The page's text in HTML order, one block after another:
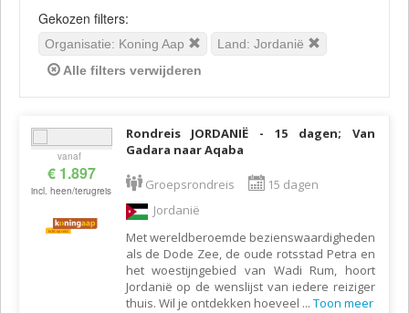
Gekozen filters:
Organisatie: Koning Aap
Land: Jordanië
Alle filters verwijderen
vanaf
€ 1.897
incl. heen/terugreis
Rondreis JORDANIË - 15 dagen; Van
Gadara naar Aqaba
Groepsrondreis
15 dagen
Jordanië
Met wereldberoemde bezienswaardigheden
als de Dode Zee, de oude rotsstad Petra en
het woestijngebied van Wadi Rum, hoort
Jordanië op de wenslijst van iedere reiziger
thuis. Wil je ontdekken hoeveel ... Toon meer